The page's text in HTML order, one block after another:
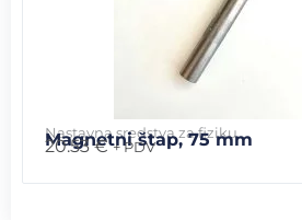
Nastavna sredstva za fiziku
Magnetni štap, 75 mm
20.53€ + PDV